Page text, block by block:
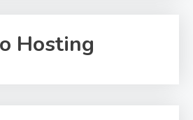
Hosting